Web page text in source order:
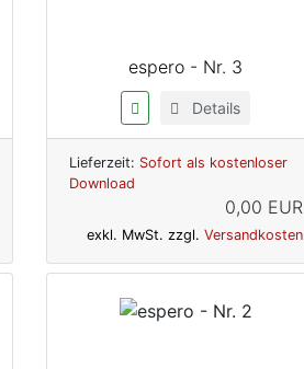
espero - Nr. 3
Details
Lieferzeit: Sofort als kostenloser
Download
0,00 EUR
exkl. MwSt. zzgl. Versandkosten